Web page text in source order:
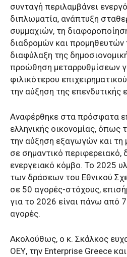
συνταγή περιλαμβάνει
διπλωματία, ανάπτυξη
συμμαχιών, τη
διαδρομών και
διαφύλαξη της
προώθηση μεταρρυθμίσεων
φιλικότερου
την αύξηση της επενδυτικής
Αναφέρθηκε στα πρόσφατα
ελληνικής οικονομίας, όπως
την αύξηση εξαγωγών και
σε σημαντικό περιφερειακό,
ενεργειακό κόμβο. Το 2025
των δράσεων του Εθνικού
σε 50 αγορές-στόχους,
για το 2026 είναι πάνω από
αγορές.
Ακολούθως, ο κ. Σκάλκος
ΟΕΥ, την Enterprise Greece